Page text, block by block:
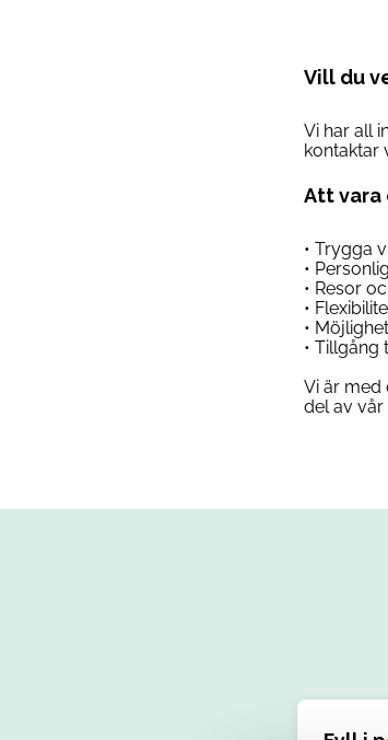
Vill du
Vi har all
kontaktar
Att vara
• Trygga
•
• Resor
•
•
•
Vi är med
del av vår